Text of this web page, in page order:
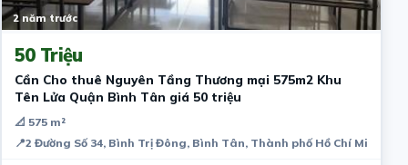
2 năm trước
50 Triệu
Cần Cho thuê Nguyên Tầng Thương mại 575m2 Khu
Tên Lửa Quận Bình Tân giá 50 triệu
📐 575 m²
📍2 Đường Số 34, Bình Trị Đông, Bình Tân, Thành phố Hồ Chí Minh,